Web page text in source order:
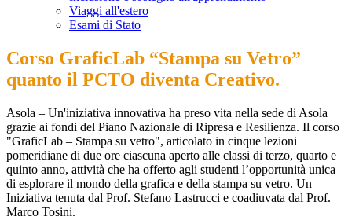
Viaggi all'estero
Esami di Stato
Corso GraficLab “Stampa su Vetro”
quanto il PCTO diventa Creativo.
Asola – Un'iniziativa innovativa ha preso vita nella sede di Asola
grazie ai fondi del Piano Nazionale di Ripresa e Resilienza. Il corso
"GraficLab – Stampa su vetro", articolato in cinque lezioni
pomeridiane di due ore ciascuna aperto alle classi di terzo, quarto e
quinto anno, attività che ha offerto agli studenti l’opportunità unica
di esplorare il mondo della grafica e della stampa su vetro. Un
Iniziativa tenuta dal Prof. Stefano Lastrucci e coadiuvata dal Prof.
Marco Tosini.